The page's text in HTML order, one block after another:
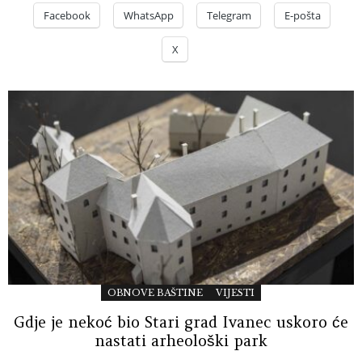
Facebook WhatsApp Telegram E-pošta
X
OBNOVE BAŠTINE VIJESTI
Gdje je nekoć bio Stari grad Ivanec uskoro će
nastati arheološki park